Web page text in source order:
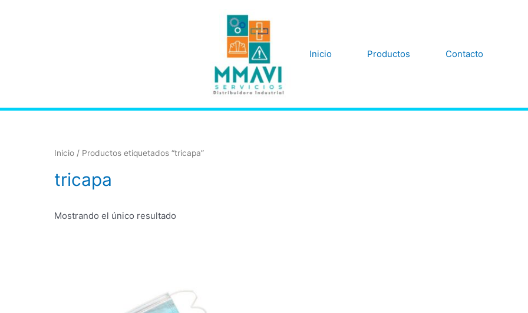
Inicio Productos Contacto
Inicio / Productos etiquetados “tricapa”
tricapa
Mostrando el único resultado